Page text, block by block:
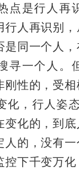
点是行人再
行人再识别
是同一个人
寻一个人。
刚性的，受
化，行人姿
变化的，到
的，没有一
控下千变万